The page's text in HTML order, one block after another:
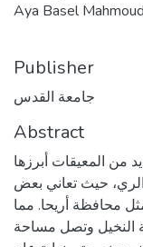
Aya Basel
Publisher
جامعة القدس
Abstract
من المعيقات أبرزها
الري، حيث تعاني بعض
محافظة أريحا. مما
النخيل وتصل مساحة